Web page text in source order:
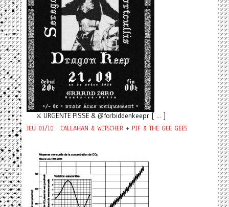
⚔️ URGENTE PISSE & @forbiddenkeepr [ ... ]
JEU 01/10 : CALLAHAN & WITSCHER + PIF & THE GEE GEES